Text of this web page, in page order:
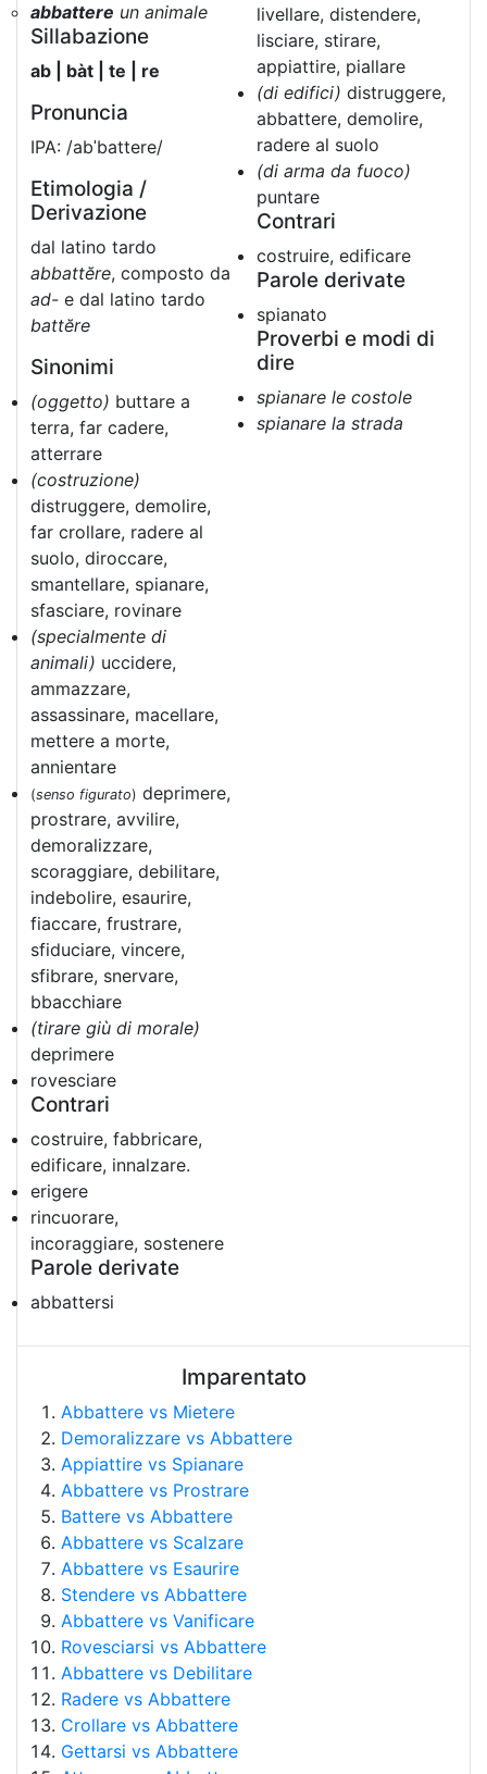
abbattere un animale
Sillabazione
ab | bàt | te | re
Pronuncia
IPA: /abˈbattere/
Etimologia /
Derivazione
dal latino tardo
abbattĕre, composto da
ad- e dal latino tardo
battĕre
Sinonimi
(oggetto) buttare a
terra, far cadere,
atterrare
(costruzione)
distruggere, demolire,
far crollare, radere al
suolo, diroccare,
smantellare, spianare,
sfasciare, rovinare
(specialmente di
animali) uccidere,
ammazzare,
assassinare, macellare,
mettere a morte,
annientare
(senso figurato) deprimere,
prostrare, avvilire,
demoralizzare,
scoraggiare, debilitare,
indebolire, esaurire,
fiaccare, frustrare,
sfiduciare, vincere,
sfibrare, snervare,
bbacchiare
(tirare giù di morale)
deprimere
rovesciare
Contrari
costruire, fabbricare,
edificare, innalzare.
erigere
rincuorare,
incoraggiare, sostenere
Parole derivate
abbattersi
livellare, distendere,
lisciare, stirare,
appiattire, piallare
(di edifici) distruggere,
abbattere, demolire,
radere al suolo
(di arma da fuoco)
puntare
Contrari
costruire, edificare
Parole derivate
spianato
Proverbi e modi di
dire
spianare le costole
spianare la strada
Imparentato
Abbattere vs Mietere
Demoralizzare vs Abbattere
Appiattire vs Spianare
Abbattere vs Prostrare
Battere vs Abbattere
Abbattere vs Scalzare
Abbattere vs Esaurire
Stendere vs Abbattere
Abbattere vs Vanificare
Rovesciarsi vs Abbattere
Abbattere vs Debilitare
Radere vs Abbattere
Crollare vs Abbattere
Gettarsi vs Abbattere